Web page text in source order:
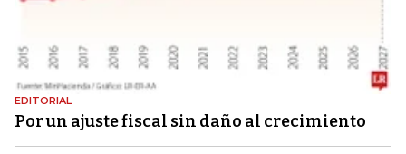
EDITORIAL
Por un ajuste fiscal sin daño al crecimiento